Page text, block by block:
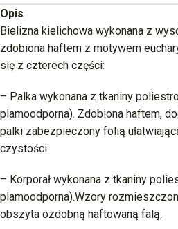
Opis
Bielizna kielichowa wykonana z
zdobiona haftem z motywem
się z czterech części:
– Palka wykonana z tkaniny
plamoodporna). Zdobiona haftem,
palki zabezpieczony folią
czystości.
– Korporał wykonana z tkaniny
plamoodporna).Wzory
obszyta ozdobną haftowaną falą.